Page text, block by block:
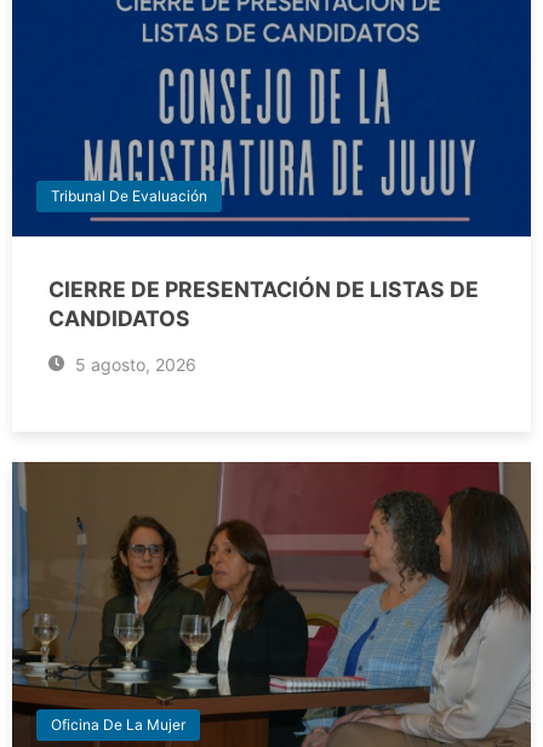
Tribunal De Evaluación
CIERRE DE PRESENTACIÓN DE LISTAS DE
CANDIDATOS
5 agosto, 2026
Oficina De La Mujer